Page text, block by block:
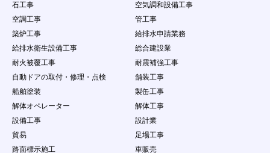
三者の名誉や社会的信用を棄損したり、不快
感や精神的な損害を与える行為
（８）
コンテンツ閲覧者を含む会員以外の自然人・
法人・団体・組織等の第三者の個人情報の収
（９）
本サービスで得た情報を、本サービスの利用
目的の範囲を超えて第三者に譲渡すること、
又は営業を目的とした情報提供活動をするこ
と（営利を目的とした情報提供等の行為）
（１１）
会員ＩＤ・パスワードを故意に第三者に公開
する行為
石工事
空気調和設備工事
空調工事
管工事
築炉工事
給排水申請業務
給排水衛生設備工事
総合建設業
耐火被覆工事
耐震補強工事
自動ドアの取付・修理・点検
舗装工事
船舶塗装
製缶工事
解体オペレーター
解体工事
設備工事
設計業
貿易
足場工事
路面標示施工
車販売